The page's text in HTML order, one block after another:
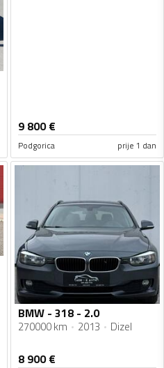
9 800€
Podgorica prije 1 dan
BMW - 318 - 2.0
270000 km 2013 Dizel
8 900€